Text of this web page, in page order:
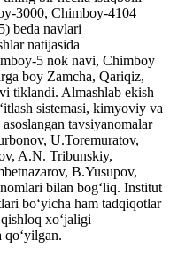
3000, Chimboy-4104
beda navlari
natijasida
5 nok navi, Chimboy
boy Zamcha, Qariqiz,
tiklandi. Almashlab ekish
sistemasi, kimyoviy va
tavsiyanomalar
U.Toremuratov,
A.N. Tribunskiy,
B.Yusupov,
bilan bogʻliq. Institut
boʻyicha ham tadqiqotlar
xoʻjaligi
qoʻyilgan.